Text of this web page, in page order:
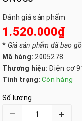
Đánh giá sản phẩm
1.520.000₫
* Giá sản phẩm đã bao
Mã hàng: 2005278
Thương hiệu: Điện cơ
Tình trạng: Còn hàng
Số lượng
– +